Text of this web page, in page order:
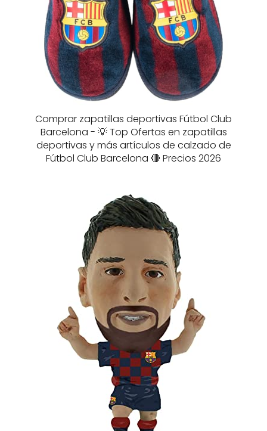
Comprar zapatillas deportivas Fútbol Club
Barcelona - 💡 Top Ofertas en zapatillas
deportivas y más artículos de calzado de
Fútbol Club Barcelona 🔴 Precios 2026